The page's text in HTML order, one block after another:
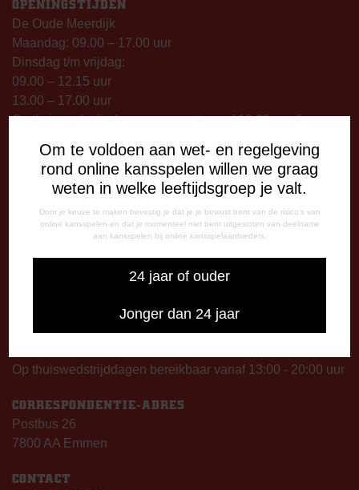
Om te voldoen aan wet- en regelgeving
rond online kansspelen willen we graag
weten in welke leeftijdsgroep je valt.
Door je keuze te maken bevestig je dat je je bewust bent van de risico's van
online kansspelen en dat je momenteel niet bent uitgesloten van deelname
aan kansspelen bij online kansspelaanbieders.
24 jaar of ouder
Jonger dan 24 jaar
OPENINGSTIJDEN
De Oude Meerdijk
Maandag: 09.00 – 17.00 uur
Dinsdag t/m vrijdag:
09.00 – 12.15 uur
13.00 – 17.00 uur
Op thuiswedstrijddagen geopend vanaf 13.00 uur (i.p.v.
TELEFONISCHE BEREIKBAARHEID
Telefonisch bereikbaar op:
Dinsdag
09:00 - 12:15 uur
13:00 - 17:00 uur
09:00 - 12:15 uur
Op thuiswedstrijddagen bereikbaar vanaf 13:00 - 20:00 uur
CORRESPONDENTIE-ADRES
Postbus 26
7800 AA Emmen
CONTACT